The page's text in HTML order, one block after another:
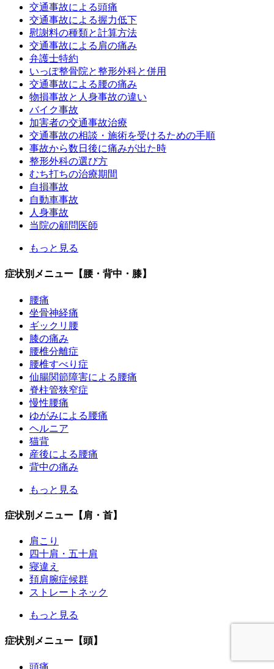
交通事故による頭痛
交通事故による握力低下
慰謝料の種類と計算方法
交通事故による肩の痛み
弁護士特約
いっぽ整骨院と整形外科と併用
交通事故による腰の痛み
物損事故と人身事故の違い
バイク事故
加害者の交通事故治療
交通事故の相談・施術を受けるための手順
事故から数日後に痛みが出た時
整形外科の選び方
むち打ちの治療期間
自損事故
自動車事故
人身事故
当院の顧問医師
もっと見る
症状別メニュー【腰・背中・膝】
腰痛
坐骨神経痛
ギックリ腰
膝の痛み
腰椎分離症
腰椎すべり症
仙腸関節障害による腰痛
脊柱管狭窄症
慢性腰痛
ゆがみによる腰痛
ヘルニア
猫背
産後による腰痛
背中の痛み
もっと見る
症状別メニュー【肩・首】
肩こり
四十肩・五十肩
寝違え
頚肩腕症候群
ストレートネック
もっと見る
症状別メニュー【頭】
頭痛